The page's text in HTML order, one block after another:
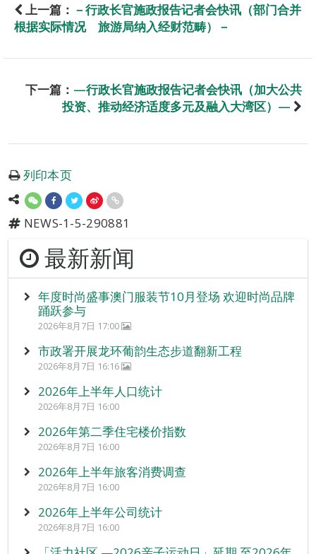
上一篇： －行政长官施政报告记者会快讯（部门合并
根据实际情况 旅游局纳入经财范畴）－
下一篇： —行政长官施政报告记者会快讯（加大公共
投资、推动经济适度多元及融入大湾区）—
列印本页
NEWS-1-5-290881
最新新闻
年度时尚盛事澳门服装节10月登场 欢迎时尚品牌
踊跃参与
2026年8月7日 17:00
市政署开展龙环葡韵生态步道翻新工程
2026年8月7日 16:16
2026年上半年人口统计
2026年8月7日 16:00
2026年第二季住宅楼价指数
2026年8月7日 16:00
2026年上半年旅客消费调查
2026年8月7日 16:00
2026年上半年公司统计
2026年8月7日 16:00